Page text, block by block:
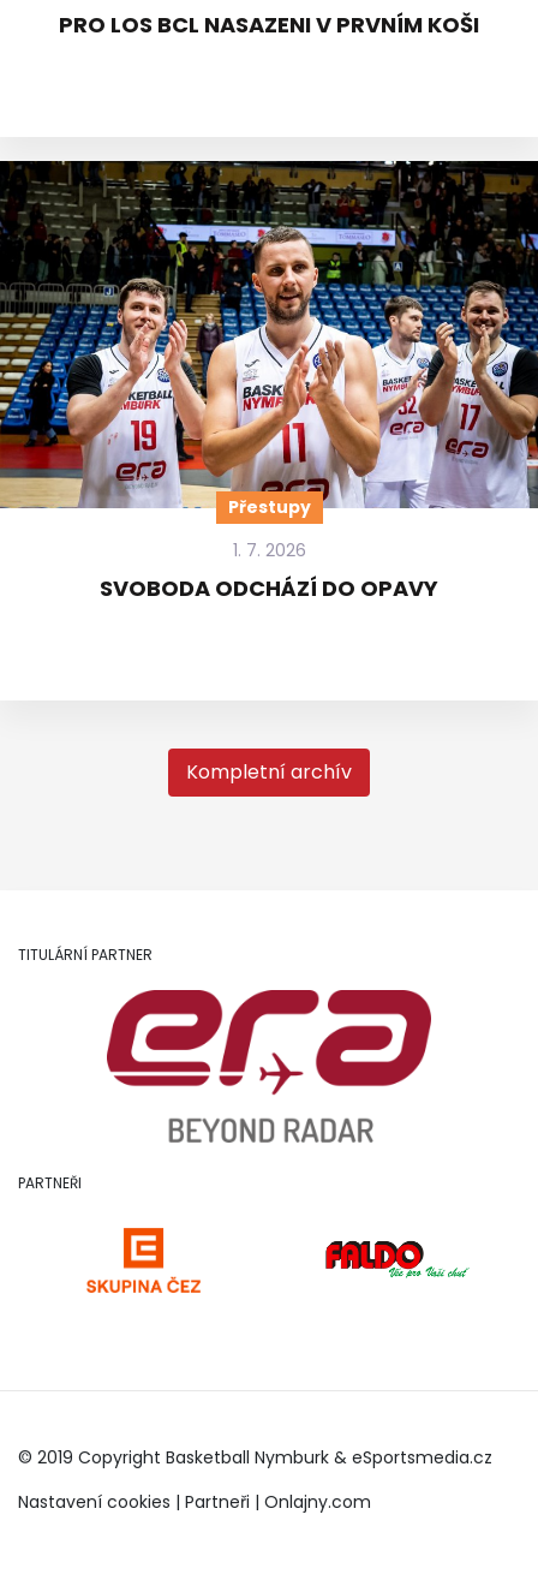
PRO LOS BCL NASAZENI V PRVNÍM KOŠI
Přestupy
1. 7. 2026
SVOBODA ODCHÁZÍ DO OPAVY
Kompletní archív
TITULÁRNÍ PARTNER
PARTNEŘI
© 2019 Copyright Basketball Nymburk & eSportsmedia.cz
Nastavení cookies | Partneři | Onlajny.com